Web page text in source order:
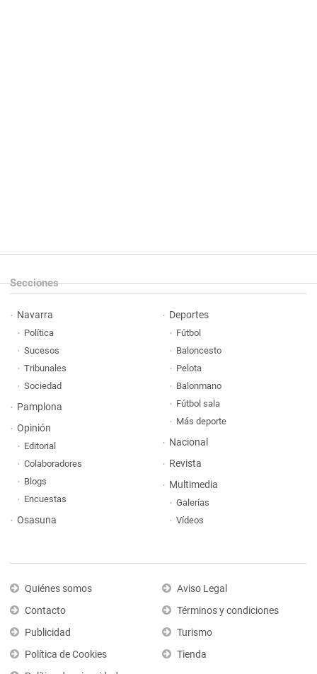
Secciones
Navarra
Política
Sucesos
Tribunales
Sociedad
Pamplona
Opinión
Editorial
Colaboradores
Blogs
Encuestas
Osasuna
Deportes
Fútbol
Baloncesto
Pelota
Balonmano
Fútbol sala
Más deporte
Nacional
Revista
Multimedia
Galerías
Vídeos
Quiénes somos
Contacto
Publicidad
Política de Cookies
Aviso Legal
Términos y condiciones
Turismo
Tienda